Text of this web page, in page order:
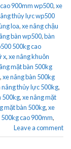
900mm wp500,xe
thủy lực wp500
loa,xe nâng chậu
bàn wp500,bàn
500kg cao
x,xe nâng khuôn
mặt bàn 500kg
,xe nâng bàn 500kg
nâng thủy lực 500kg,
500kg,xe nâng mặt
mặt bàn 500kg,xe
cao 900mm,
Leave a comment